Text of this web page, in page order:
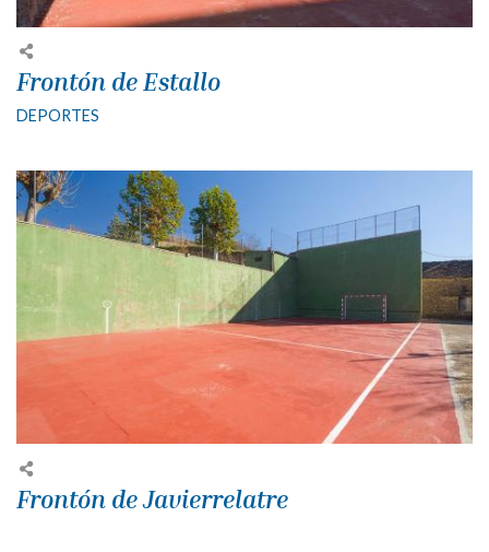
Frontón de Estallo
DEPORTES
Frontón de Javierrelatre